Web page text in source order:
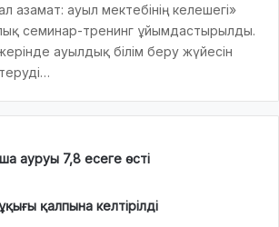
азамат: ауыл мектебінің келешегі»
семинар-тренинг ұйымдастырылды.
ауылдық білім беру жүйесін
ауруы 7,8 есеге өсті
қалпына келтірілді